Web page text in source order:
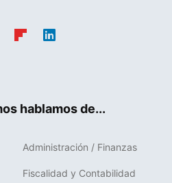
hablamos de...
Administración / Finanzas
Fiscalidad y Contabilidad